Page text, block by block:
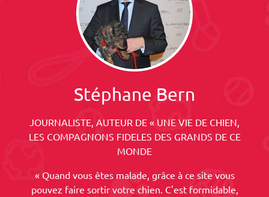
Stéphane Bern
JOURNALISTE, AUTEUR DE « UNE VIE DE CHIEN,
LES COMPAGNONS FIDELES DES GRANDS DE CE
MONDE
« Quand vous êtes malade, grâce à ce site vous
pouvez faire sortir votre chien. C'est formidable,